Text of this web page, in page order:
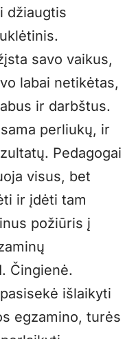
džiaugtis
savo vaikus,
labai netikėtas,
ir darbštus.
perliukų, ir
Pedagogai
visus, bet
ir įdėti tam
požiūris į
Čingienė.
išlaikyti
egzamino, turės